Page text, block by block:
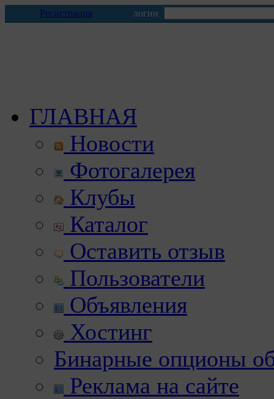
Регистрация логин
ГЛАВНАЯ
Новости
Фотогалерея
Клубы
Каталог
Оставить отзыв
Пользователи
Объявления
Хостинг
Бинарные опционы
Реклама на сайте